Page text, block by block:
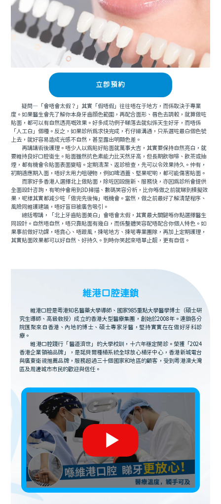
立即預約
疑問—「會唔會太假？」其實「假唔假」往往唔在于地方，而係取決于專業
度。如果醫生會先了解你本身牙齒顔色範圍，再配合面形、唇色去調較，就算做咗
貼面，都可以有自然透亮嘅效果。好多成功例子睇落去就似係天生好牙，而唔係
「人工白」個種。反之，如果診所爲求快完成，冇仔細溝通，只系選咗最白個色號
上去，就好容易造成光感不自然，甚至露出明顯色差。
再講講術後護理。唔少人以爲貼好貼面就萬事大吉，其實要保持自然亮白，就
要維持良好口腔衛生。貼面雖然抗色素能力比天然牙高，但長期飲咖啡、飲茶或抽
煙，都有機會令貼面表面變暗。定期清潔、返診檢查，先可以令效果持久。仲有，
初期適應期入面，唔好太用力咀硬物，例如啤酒蓋、堅果呢啲，都可能傷害貼面。
而家好多香港人選擇北上做貼面，除咗因設施新、服務快，亦因爲診所會提供
全面設計咨詢，有啲仲會用到3D掃描、數碼笑容分析，比你喺做之前就睇到模擬效
果，呢樣其實都減少咗「做完先後悔」嘅機會。當然，做之前最好了解清楚程序、
風險同維護建議，唔好盲目被廣告吸引。
總括嚟講，「北上牙齒貼面美白」會唔會太假，其實最大關鍵喺你點選擇醫生
同設計。自然唔自然，唔只靠貼面有幾白，而係整體笑容配唔配合你個人特色。如
果事前做好功課，唔貪心、唔跟風，揀啱地方、揀啱專業團隊，再加上定期護理，
其實貼面效果都可以好自然、好持久。到時你笑起來唔單止靓，更有自信。
維港口腔連鎖
維港口腔是粵港知名醫藥大學導師、國家985重點大學醫學博士（碩士研
究生導師、高級教授）成立的香港大型醫療集團，創始於2008年。連鎖各分
院匯聚來自香港、內地的博士、碩士專家牙醫，堅持實實在在做好牙科診
療。
維港口腔踐行「醫道濟世」的大學校訓，十六年穩定開診。榮獲「2024
香港企業領袖品牌」，是諾貝爾種植系統全球放心植牙中心，香港新城電台
與廣東衛視推薦品牌，服務超過三十個國家和地區的顧客，受到粵港澳大灣
區及周邊城市市民的歡迎與信任。